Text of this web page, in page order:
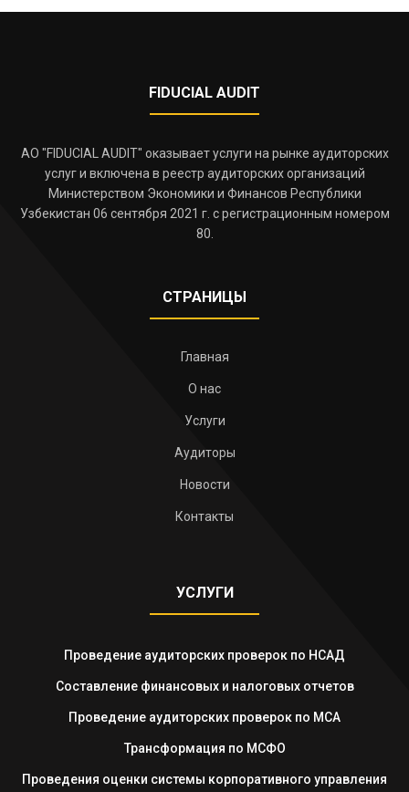
FIDUCIAL AUDIT
АО "FIDUCIAL AUDIT" оказывает услуги на рынке аудиторских
услуг и включена в реестр аудиторских организаций
Министерством Экономики и Финансов Республики
Узбекистан 06 сентября 2021 г. с регистрационным номером
80.
СТРАНИЦЫ
Главная
О нас
Услуги
Аудиторы
Новости
Контакты
УСЛУГИ
Проведение аудиторских проверок по НСАД
Составление финансовых и налоговых отчетов
Проведение аудиторских проверок по МСА
Трансформация по МСФО
Проведения оценки системы корпоративного управления